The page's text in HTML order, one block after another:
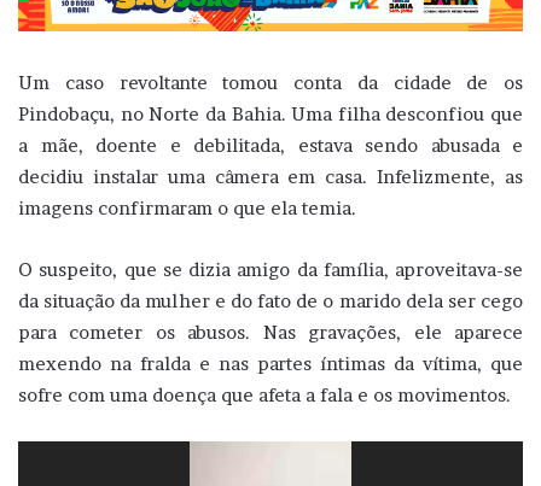
Um caso revoltante tomou conta da cidade de os
Pindobaçu, no Norte da Bahia. Uma filha desconfiou que
a mãe, doente e debilitada, estava sendo abusada e
decidiu instalar uma câmera em casa. Infelizmente, as
imagens confirmaram o que ela temia.
O suspeito, que se dizia amigo da família, aproveitava-se
da situação da mulher e do fato de o marido dela ser cego
para cometer os abusos. Nas gravações, ele aparece
mexendo na fralda e nas partes íntimas da vítima, que
sofre com uma doença que afeta a fala e os movimentos.